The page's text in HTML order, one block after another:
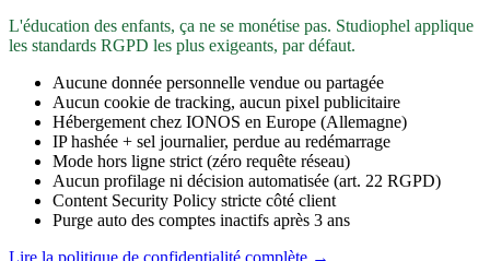
L'éducation des enfants, ça ne se monétise pas. Studiophel applique
les standards RGPD les plus exigeants, par défaut.
Aucune donnée personnelle vendue ou partagée
Aucun cookie de tracking, aucun pixel publicitaire
Hébergement chez IONOS en Europe (Allemagne)
IP hashée + sel journalier, perdue au redémarrage
Mode hors ligne strict (zéro requête réseau)
Aucun profilage ni décision automatisée (art. 22 RGPD)
Content Security Policy stricte côté client
Purge auto des comptes inactifs après 3 ans
Lire la politique de confidentialité complète →